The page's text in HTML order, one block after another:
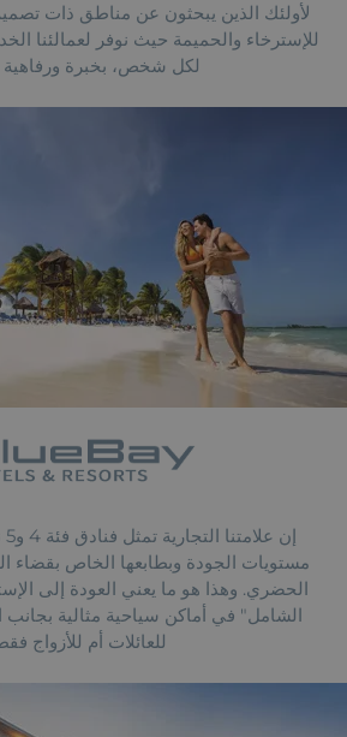
لأولئك الذين يبحثون عن مناطق ذات
للإسترخاء والحميمة حيث نوفر لعمالئنا
لكل شخص، بخبرة ورفاهية
مستويات الجودة وبطابعها الخاص بقضاء
الحضري. وهذا هو ما يعني العودة إلى
الشامل" في أماكن سياحية مثالية
للعائلات أم للأزواج